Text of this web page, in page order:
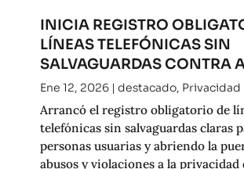
INICIA REGISTRO
LÍNEAS TELEFÓNICAS SIN
SALVAGUARDAS CONTRA
Ene 12, 2026| destacado, Privacidad
Arrancó el registro obligatorio de
telefónicas sin salvaguardas claras
personas usuarias y abriendo la
abusos y violaciones a la privacidad